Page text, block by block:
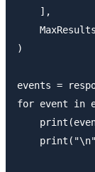
    ],
)
events =
for event in